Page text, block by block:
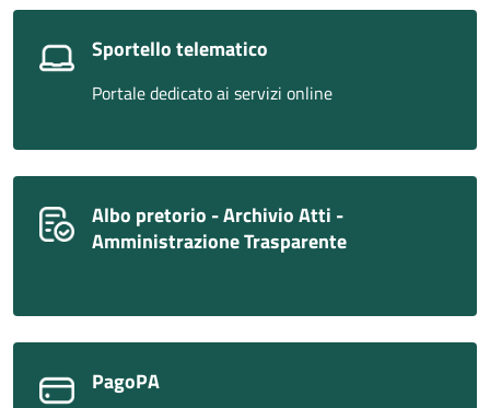
Sportello telematico
Portale dedicato ai servizi online
Albo pretorio - Archivio Atti -
Amministrazione Trasparente
PagoPA